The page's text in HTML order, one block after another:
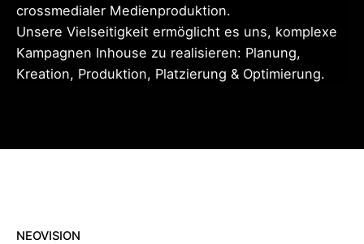
crossmedialer Medienproduktion.
Unsere Vielseitigkeit ermöglicht es uns, komplexe
Kampagnen Inhouse zu realisieren: Planung,
Kreation, Produktion, Platzierung & Optimierung.
NEOVISION